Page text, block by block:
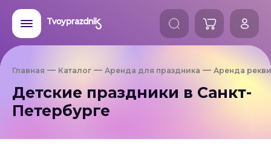
Главная Каталог Аренда для праздника Аренда
Детские праздники в Санкт-
Петербурге